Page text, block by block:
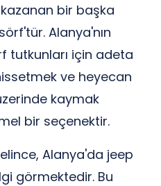
bir başka
Alanya'nın
tutkunları için adeta
ve heyecan
kaymak
bir seçenektir.
Alanya'da jeep
görmektedir. Bu